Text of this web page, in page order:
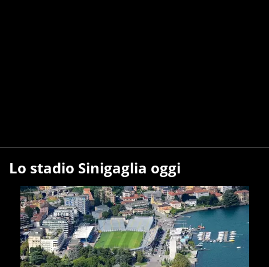
Lo stadio Sinigaglia oggi